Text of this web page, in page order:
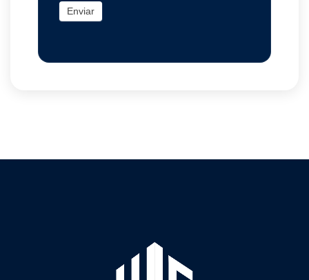
Enviar